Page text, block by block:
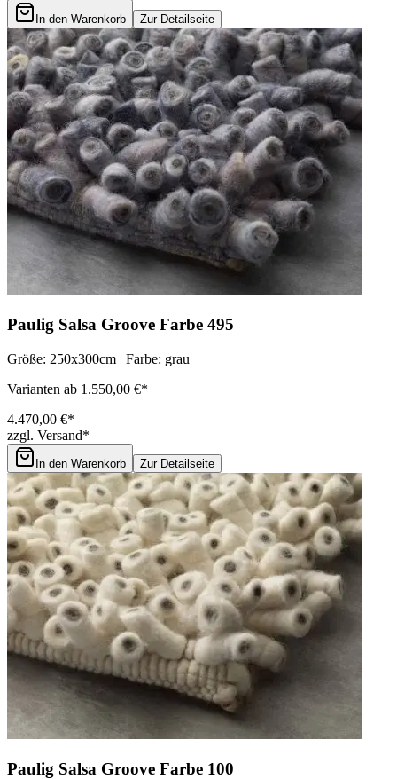
In den Warenkorb Zur Detailseite
Paulig Salsa Groove Farbe 495
Größe: 250x300cm | Farbe: grau
Varianten ab 1.550,00 €*
4.470,00 €*
zzgl. Versand*
In den Warenkorb Zur Detailseite
Paulig Salsa Groove Farbe 100